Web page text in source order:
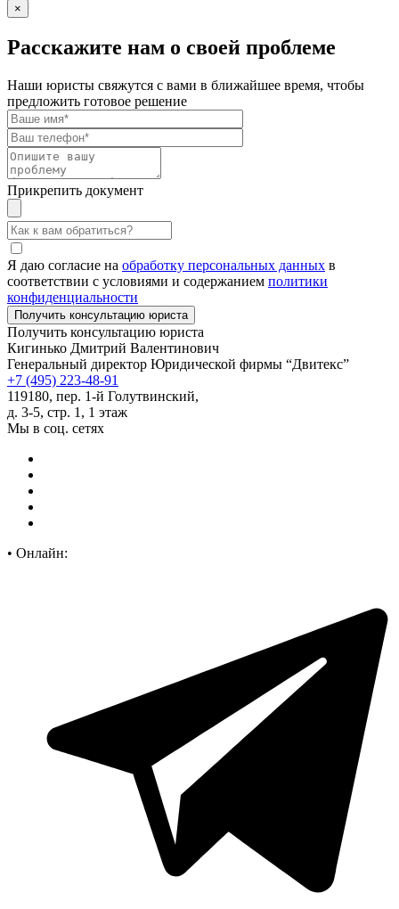
×
Расскажите нам о своей проблеме
Наши юристы свяжутся с вами в ближайшее время, чтобы
предложить готовое решение
Прикрепить документ
Я даю согласие на обработку персональных данных в
соответствии с условиями и содержанием политики
конфиденциальности
Получить консультацию юриста
Кигинько Дмитрий Валентинович
Генеральный директор Юридической фирмы “Двитекс”
+7 (495) 223-48-91
119180, пер. 1-й Голутвинский,
д. 3-5, стр. 1, 1 этаж
Мы в соц. сетях
• Онлайн: